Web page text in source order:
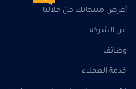
أعرض منتجاتك من خلالنا
عن الشركة
وظائف
خدمة العملاء